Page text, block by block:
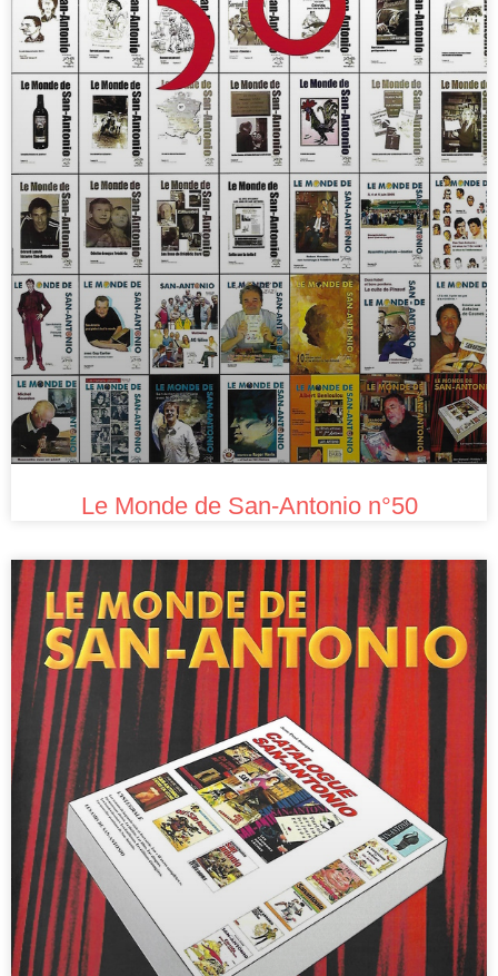
Le Monde de San-Antonio n°50